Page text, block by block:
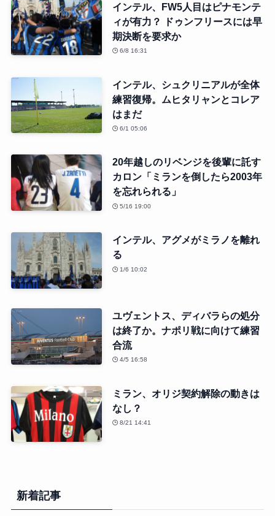
インテル、FW5人目はピナモンテ
ィが有力？ ドゥンフリースには早
期決断を要求か
6/8 16:31
インテル、シュクリニアルが全体
練習復帰。ムヒタリャンとコレア
はまだ
6/1 05:06
20年越しのリベンジを後輩に託す
カロン「ミランを倒したら2003年
を忘れられる」
5/16 19:00
インテル、アグメがミラノを離れ
る
1/6 10:02
ユヴェントス、ディバラらの処分
は終了か。ナポリ戦に向けて練習
合流
4/5 16:58
ミラン、オリジ契約解除の動きは
なし？
8/21 14:41
新着記事